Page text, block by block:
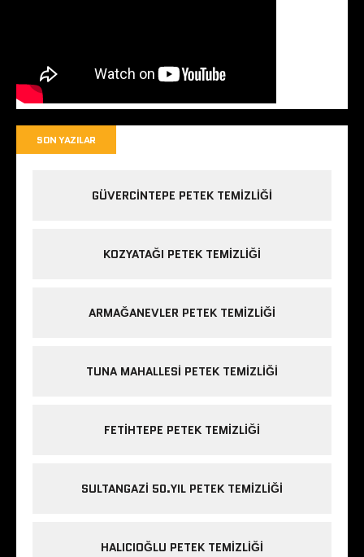
SON YAZILAR
GÜVERCINTEPE PETEK TEMIZLIĞI
KOZYATAĞI PETEK TEMIZLIĞI
ARMAĞANEVLER PETEK TEMIZLIĞI
TUNA MAHALLESI PETEK TEMIZLIĞI
FETIHTEPE PETEK TEMIZLIĞI
SULTANGAZI 50.YIL PETEK TEMIZLIĞI
HALICIOĞLU PETEK TEMIZLIĞI